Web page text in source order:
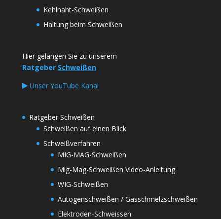
Kehlnaht-Schweißen
Haltung beim Schweißen
Hier gelangen Sie zu unserem
Ratgeber Schweißen
Unser YouTube Kanal
Ratgeber Schweißen
Schweißen auf einen Blick
Schweißverfahren
MIG-MAG-Schweißen
Mig-Mag-Schweißen Video-Anleitung
WIG-Schweißen
Autogenschweißen / Gasschmelzschweißen
Elektroden-Schweissen